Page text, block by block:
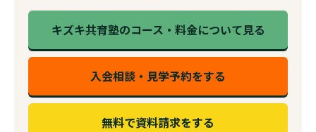
キズキ共育塾のコース・料金について見る
入会相談・見学予約をする
無料で資料請求をする